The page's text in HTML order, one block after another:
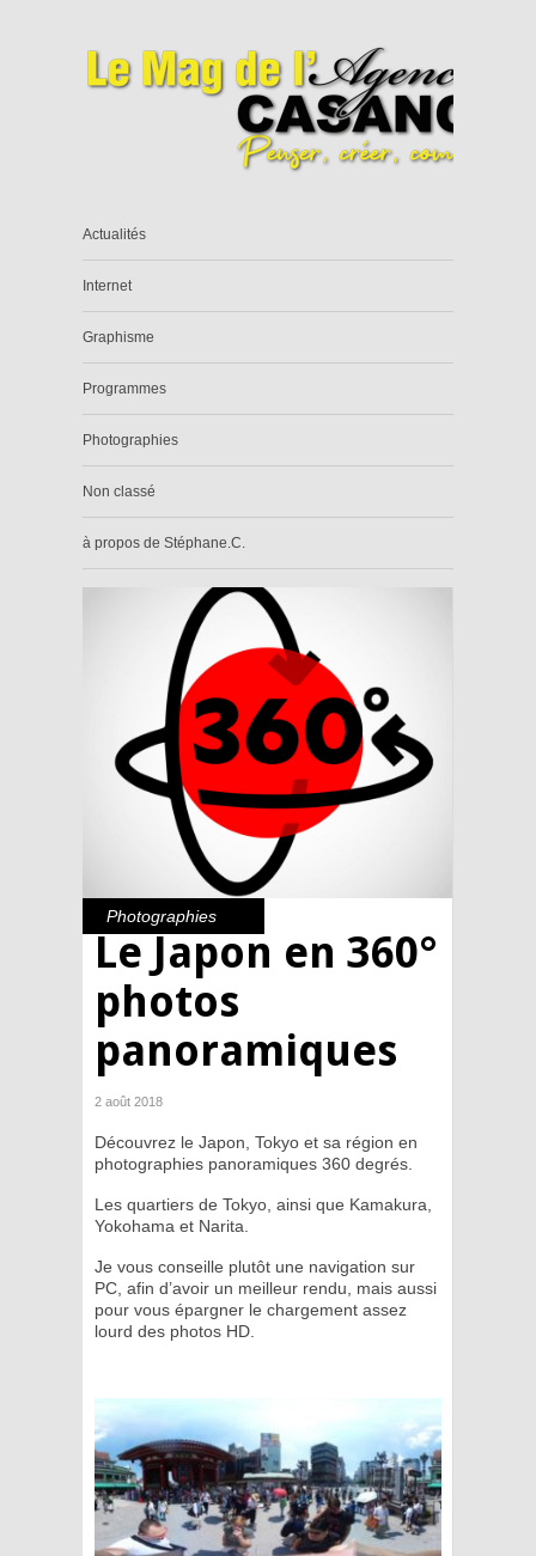
Actualités
Internet
Graphisme
Programmes
Photographies
Non classé
à propos de Stéphane.C.
Photographies
Le Japon en 360°
photos
panoramiques
2 août 2018
Découvrez le Japon, Tokyo et sa région en
photographies panoramiques 360 degrés.
Les quartiers de Tokyo, ainsi que Kamakura,
Yokohama et Narita.
Je vous conseille plutôt une navigation sur
PC, afin d’avoir un meilleur rendu, mais aussi
pour vous épargner le chargement assez
lourd des photos HD.